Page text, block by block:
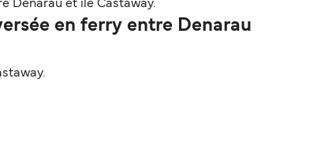
Denarau et île Castaway.
en ferry entre Denarau